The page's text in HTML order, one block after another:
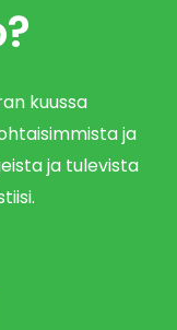
kuussa
ja
ja tulevista